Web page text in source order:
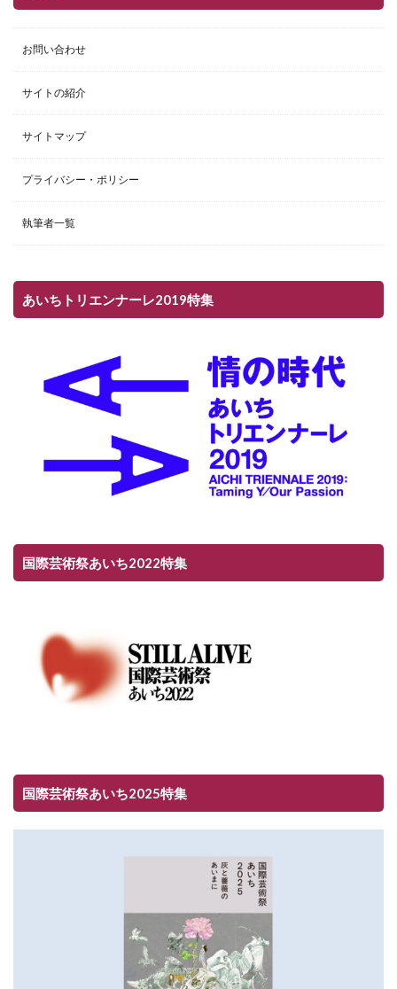
お問い合わせ
サイトの紹介
サイトマップ
プライバシー・ポリシー
執筆者一覧
あいちトリエンナーレ2019特集
国際芸術祭あいち2022特集
国際芸術祭あいち2025特集